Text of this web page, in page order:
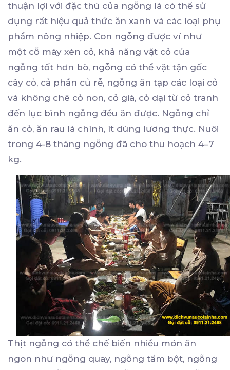
thuận lợi với đặc thù của ngỗng là có thể sử
dụng rất hiệu quả thức ăn xanh và các loại phụ
phẩm nông nhiệp. Con ngỗng được ví như
một cỗ máy xén cỏ, khả năng vặt cỏ của
ngỗng tốt hơn bò, ngỗng có thể vặt tận gốc
cây cỏ, cả phần củ rễ, ngỗng ăn tạp các loại cỏ
và không chê cỏ non, cỏ già, cỏ dại từ cỏ tranh
đến lục bình ngỗng đều ăn được. Ngỗng chỉ
ăn cỏ, ăn rau là chính, ít dùng lương thực. Nuôi
trong 4-8 tháng ngỗng đã cho thu hoạch 4–7
kg.
Thịt ngỗng có thể chế biến nhiều món ăn
ngon như ngỗng quay, ngỗng tẩm bột, ngỗng